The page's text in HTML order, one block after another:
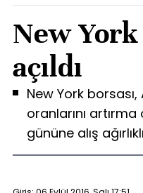
New
açıldı
New York
oranlarını artırma
gününe alış